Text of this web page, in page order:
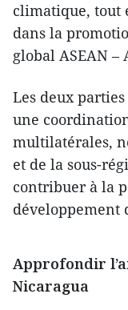
climatique, tout
dans la
global ASEAN –
Les deux
une
multilatérales,
et de la sous-
contribuer à la
développement
Approfondir
Nicaragua